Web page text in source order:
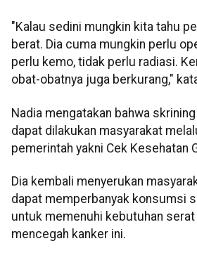
"Kalau sedini mungkin kita tahu
berat. Dia cuma mungkin perlu
perlu kemo, tidak perlu radiasi.
obat-obatnya juga berkurang,"
Nadia mengatakan bahwa
dapat dilakukan masyarakat
pemerintah yakni Cek Kesehatan
Dia kembali menyerukan
dapat memperbanyak konsumsi
untuk memenuhi kebutuhan serat
mencegah kanker ini.